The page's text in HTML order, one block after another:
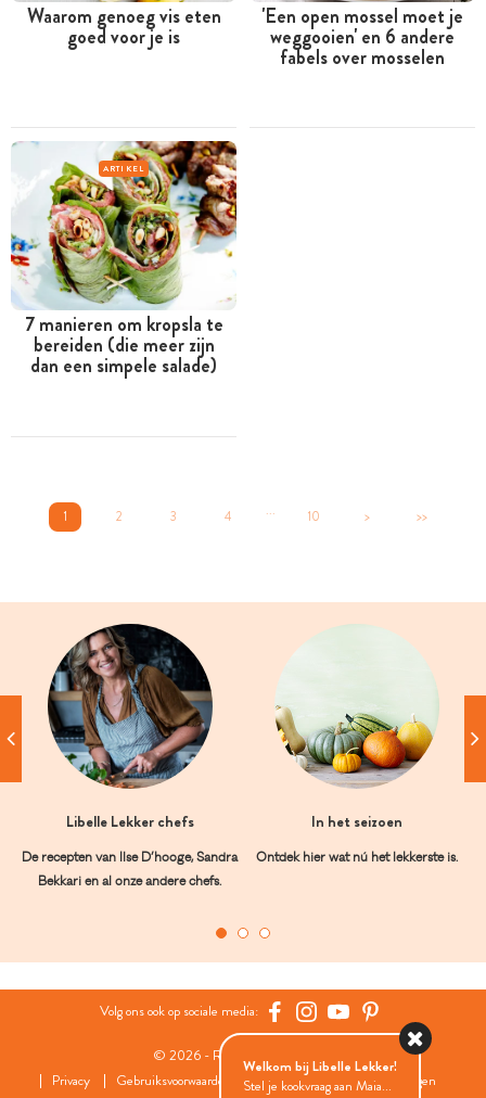
Waarom genoeg vis eten
goed voor je is
'Een open mossel moet je
weggooien' en 6 andere
fabels over mosselen
ARTIKEL
7 manieren om kropsla te
bereiden (die meer zijn
dan een simpele salade)
1 2 3 4 ... 10 > >>
Libelle Lekker chefs
De recepten van Ilse D’hooge, Sandra
Bekkari en al onze andere chefs.
In het seizoen
Ontdek hier wat nú het lekkerste is.
Volg ons ook op sociale media:
© 2026 - Roularta Media Group
Privacy
Gebruiksvoorwaarden Cookies Cookies instellingen
Welkom bij Libelle Lekker!
Stel je kookvraag aan Maia...